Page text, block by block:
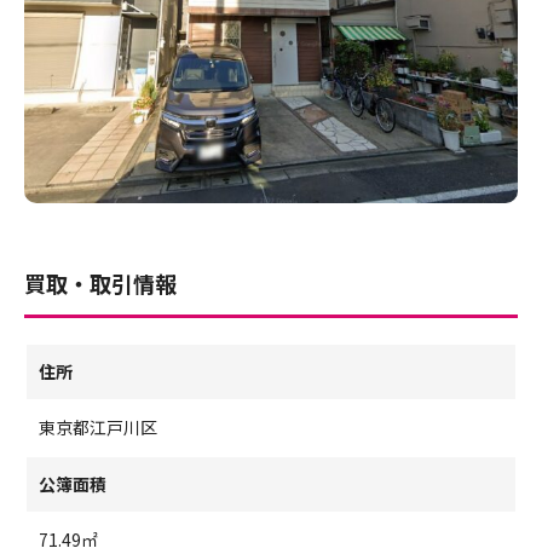
買取・取引情報
住所
東京都江戸川区
公簿面積
71.49㎡